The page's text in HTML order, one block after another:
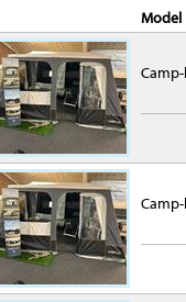
Model